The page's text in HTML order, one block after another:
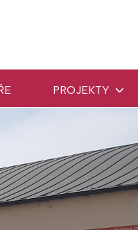
PROJEKTY